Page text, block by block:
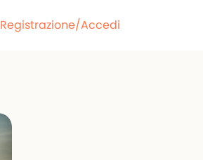
Registrazione/Accedi